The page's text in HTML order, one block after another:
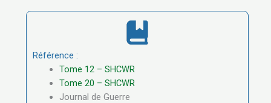
Référence :
Tome 12 – SHCWR
Tome 20 – SHCWR
Journal de Guerre